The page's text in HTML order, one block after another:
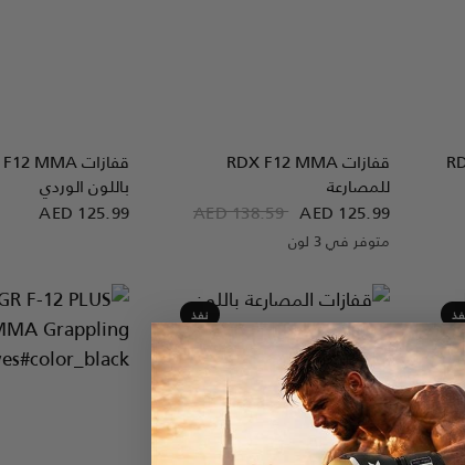
قفازات RDXF12 MMA
للمصارعة
AED 138.59 AED 125.99
Black
Red
Blueمتوفر في 3 لون
قفازات
باللون الوردي
AED 125.99
نفذ